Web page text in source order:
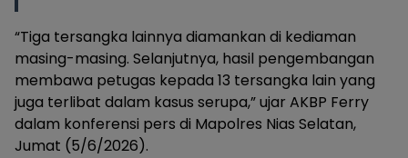
“Tiga tersangka lainnya diamankan di kediaman
masing-masing. Selanjutnya, hasil pengembangan
membawa petugas kepada 13 tersangka lain yang
juga terlibat dalam kasus serupa,” ujar AKBP Ferry
dalam konferensi pers di Mapolres Nias Selatan,
Jumat (5/6/2026).